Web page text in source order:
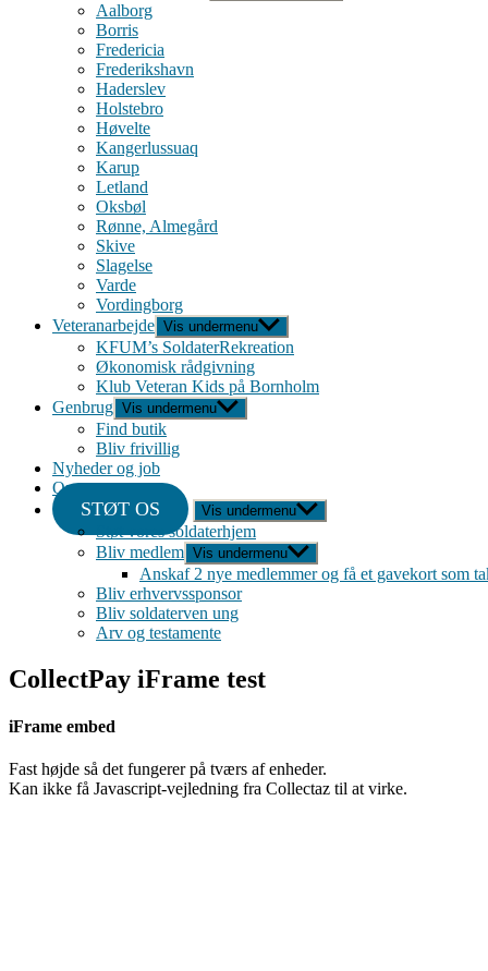
Aalborg
Borris
Fredericia
Frederikshavn
Haderslev
Holstebro
Høvelte
Kangerlussuaq
Karup
Letland
Oksbøl
Rønne, Almegård
Skive
Slagelse
Varde
Vordingborg
Veteranarbejde Vis undermenu
KFUM’s SoldaterRekreation
Økonomisk rådgivning
Klub Veteran Kids på Bornholm
Genbrug Vis undermenu
Find butik
Bliv frivillig
Nyheder og job
Om
STØT OS Vis undermenu
Støt vores soldaterhjem
Bliv medlem Vis undermenu
Anskaf 2 nye medlemmer og få et gavekort som
Bliv erhvervssponsor
Bliv soldaterven ung
Arv og testamente
CollectPay iFrame test
iFrame embed
Fast højde så det fungerer på tværs af enheder.
Kan ikke få Javascript-vejledning fra Collectaz til at virke.